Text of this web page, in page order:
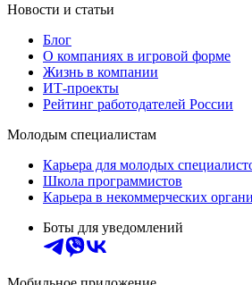
Новости и статьи
Блог
О компаниях в игровой форме
Жизнь в компании
ИТ-проекты
Рейтинг работодателей России
Молодым специалистам
Карьера для молодых
Школа программистов
Карьера в некоммерческих
Боты для уведомлений